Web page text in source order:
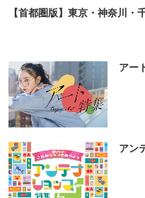
【首都圏版】東京・神奈川
アー
アン